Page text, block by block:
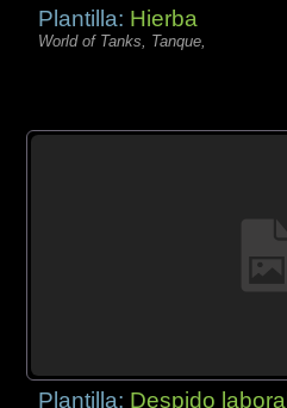
Plantilla: Hierba
World of Tanks, Tanque,
Plantilla: Despido laboral